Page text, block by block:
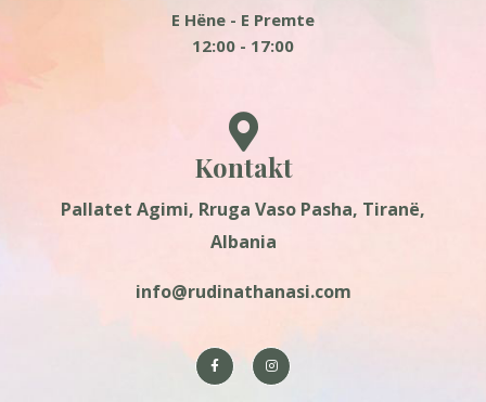
E Hëne - E Premte
12:00 - 17:00
Kontakt
Pallatet Agimi, Rruga Vaso Pasha, Tiranë,
Albania
info@rudinathanasi.com